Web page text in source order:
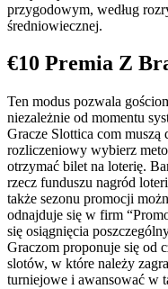
przygodowym, według
średniowiecznej.
€10 Premia Z
Ten modus pozwala
niezależnie od momentu
Gracze Slottica com muszą
rozliczeniowy wybierz
otrzymać bilet na loterię.
rzecz funduszu nagród
także sezonu promocji
odnajduje się w firm
się osiągnięcia
Graczom proponuje się od
slotów, w które należy
turniejowe i awansować w